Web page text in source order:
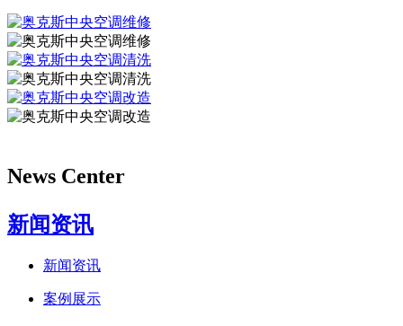
News Center
新闻资讯
新闻资讯
案例展示